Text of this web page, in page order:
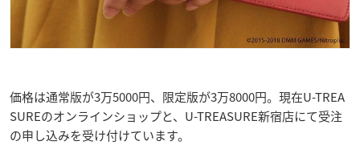
価格は通常版が3万5000円、限定版が3万8000円。現在U-TREA
SUREのオンラインショップと、U-TREASURE新宿店にて受注
の申し込みを受け付けています。